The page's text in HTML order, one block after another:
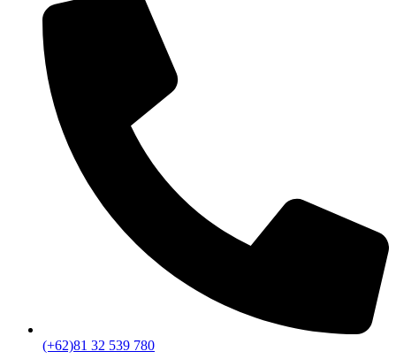
(+62)81 32 539 780